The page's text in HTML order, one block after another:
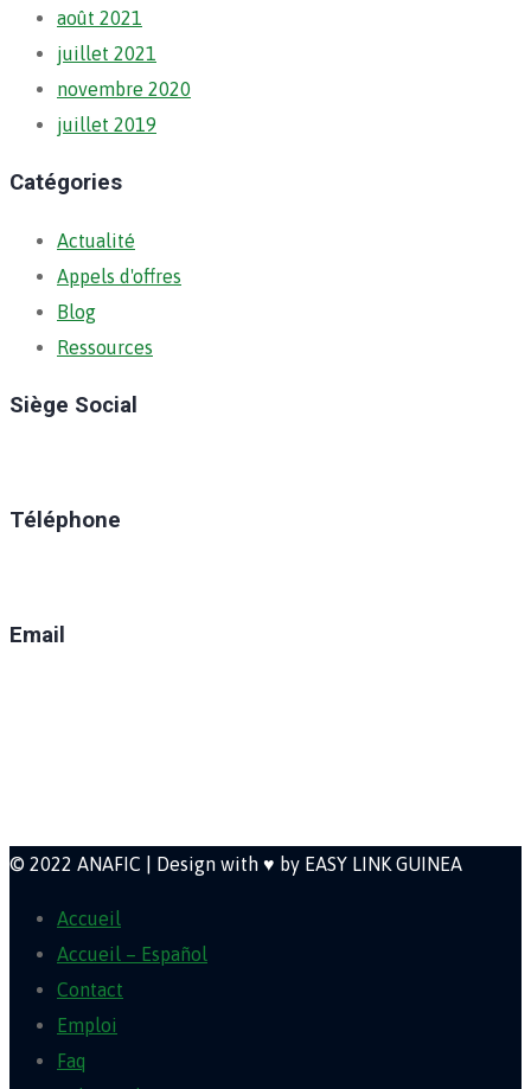
août 2021
juillet 2021
novembre 2020
juillet 2019
Catégories
Actualité
Appels d'offres
Blog
Ressources
Siège Social
Téléphone
Email
© 2022 ANAFIC | Design with ♥ by EASY LINK GUINEA
Accueil
Accueil – Español
Contact
Emploi
Faq